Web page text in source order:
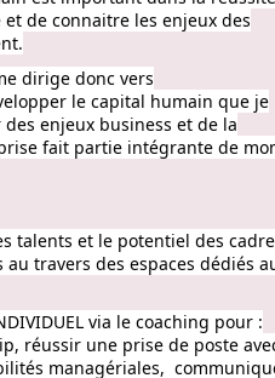
et de connaitre les enjeux des
dirige donc vers
le capital humain que je
enjeux business et de la
fait partie intégrante de
talents et le potentiel des
travers des espaces dédiés
via le coaching pour :
réussir une prise de poste
managériales,